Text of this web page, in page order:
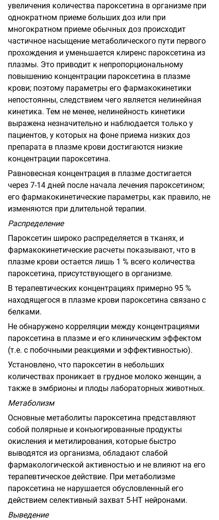
увеличения количества пароксетина в организме при
однократном приеме больших доз или при
многократном приеме обычных доз происходит
частичное насыщение метаболического пути первого
прохождения и уменьшается клиренс пароксетина из
плазмы. Это приводит к непропорциональному
повышению концентрации пароксетина в плазме
крови; поэтому параметры его фармакокинетики
непостоянны, следствием чего является нелинейная
кинетика. Тем не менее, нелинейность кинетики
выражена незначительно и наблюдается только у
пациентов, у которых на фоне приема низких доз
препарата в плазме крови достигаются низкие
концентрации пароксетина.
Равновесная концентрация в плазме достигается
через 7-14 дней после начала лечения пароксетином;
его фармакокинетические параметры, как правило, не
изменяются при длительной терапии.
Распределение
Пароксетин широко распределяется в тканях, и
фармакокинетические расчеты показывают, что в
плазме крови остается лишь 1 % всего количества
пароксетина, присутствующего в организме.
В терапевтических концентрациях примерно 95 %
находящегося в плазме крови пароксетина связано с
белками.
Не обнаружено корреляции между концентрациями
пароксетина в плазме и его клиническим эффектом
(т.е. с побочными реакциями и эффективностью).
Установлено, что пароксетин в небольших
количествах проникает в грудное молоко женщин, а
также в эмбрионы и плоды лабораторных животных.
Метаболизм
Основные метаболиты пароксетина представляют
собой полярные и конъюгированные продукты
окисления и метилирования, которые быстро
выводятся из организма, обладают слабой
фармакологической активностью и не влияют на его
терапевтическое действие. При метаболизме
пароксетина не нарушается обусловленный его
действием селективный захват 5-НТ нейронами.
Выведение